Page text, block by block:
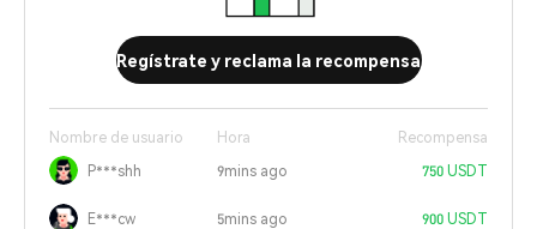
Regístrate y reclama la recompensa
Nombre de usuario Hora
Recompensa
P***shh
9mins ago 750 USDT
E***cw 5mins ago 900 USDT